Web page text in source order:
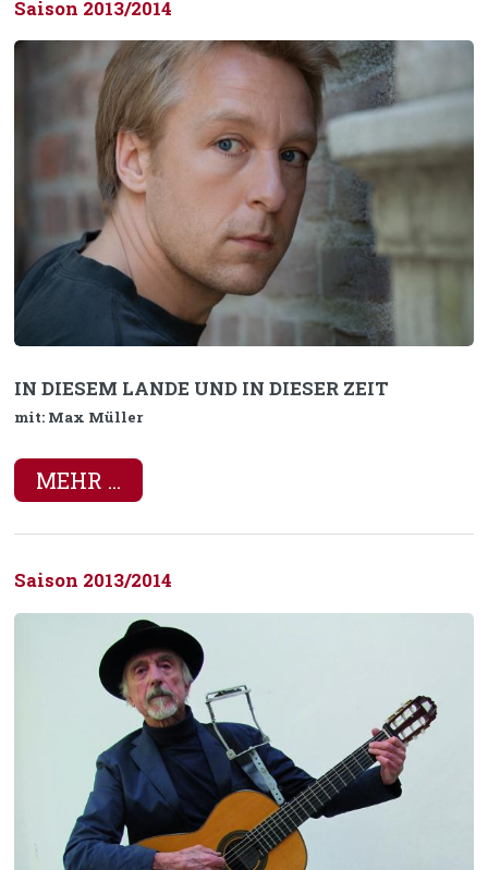
Saison 2013/2014
IN DIESEM LANDE UND IN DIESER ZEIT
mit: Max Müller
MEHR ...
Saison 2013/2014